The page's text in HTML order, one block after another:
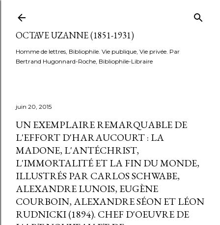
OCTAVE UZANNE (1851-1931)
Homme de lettres, Bibliophile. Vie publique, Vie privée. Par
Bertrand Hugonnard-Roche, Bibliophile-Libraire
juin 20, 2015
UN EXEMPLAIRE REMARQUABLE DE
L'EFFORT D'HARAUCOURT : LA
MADONE, L'ANTÉCHRIST,
L'IMMORTALITÉ ET LA FIN DU MONDE,
ILLUSTRÉS PAR CARLOS SCHWABE,
ALEXANDRE LUNOIS, EUGÈNE
COURBOIN, ALEXANDRE SÉON ET LÉON
RUDNICKI (1894). CHEF D'OEUVRE DE